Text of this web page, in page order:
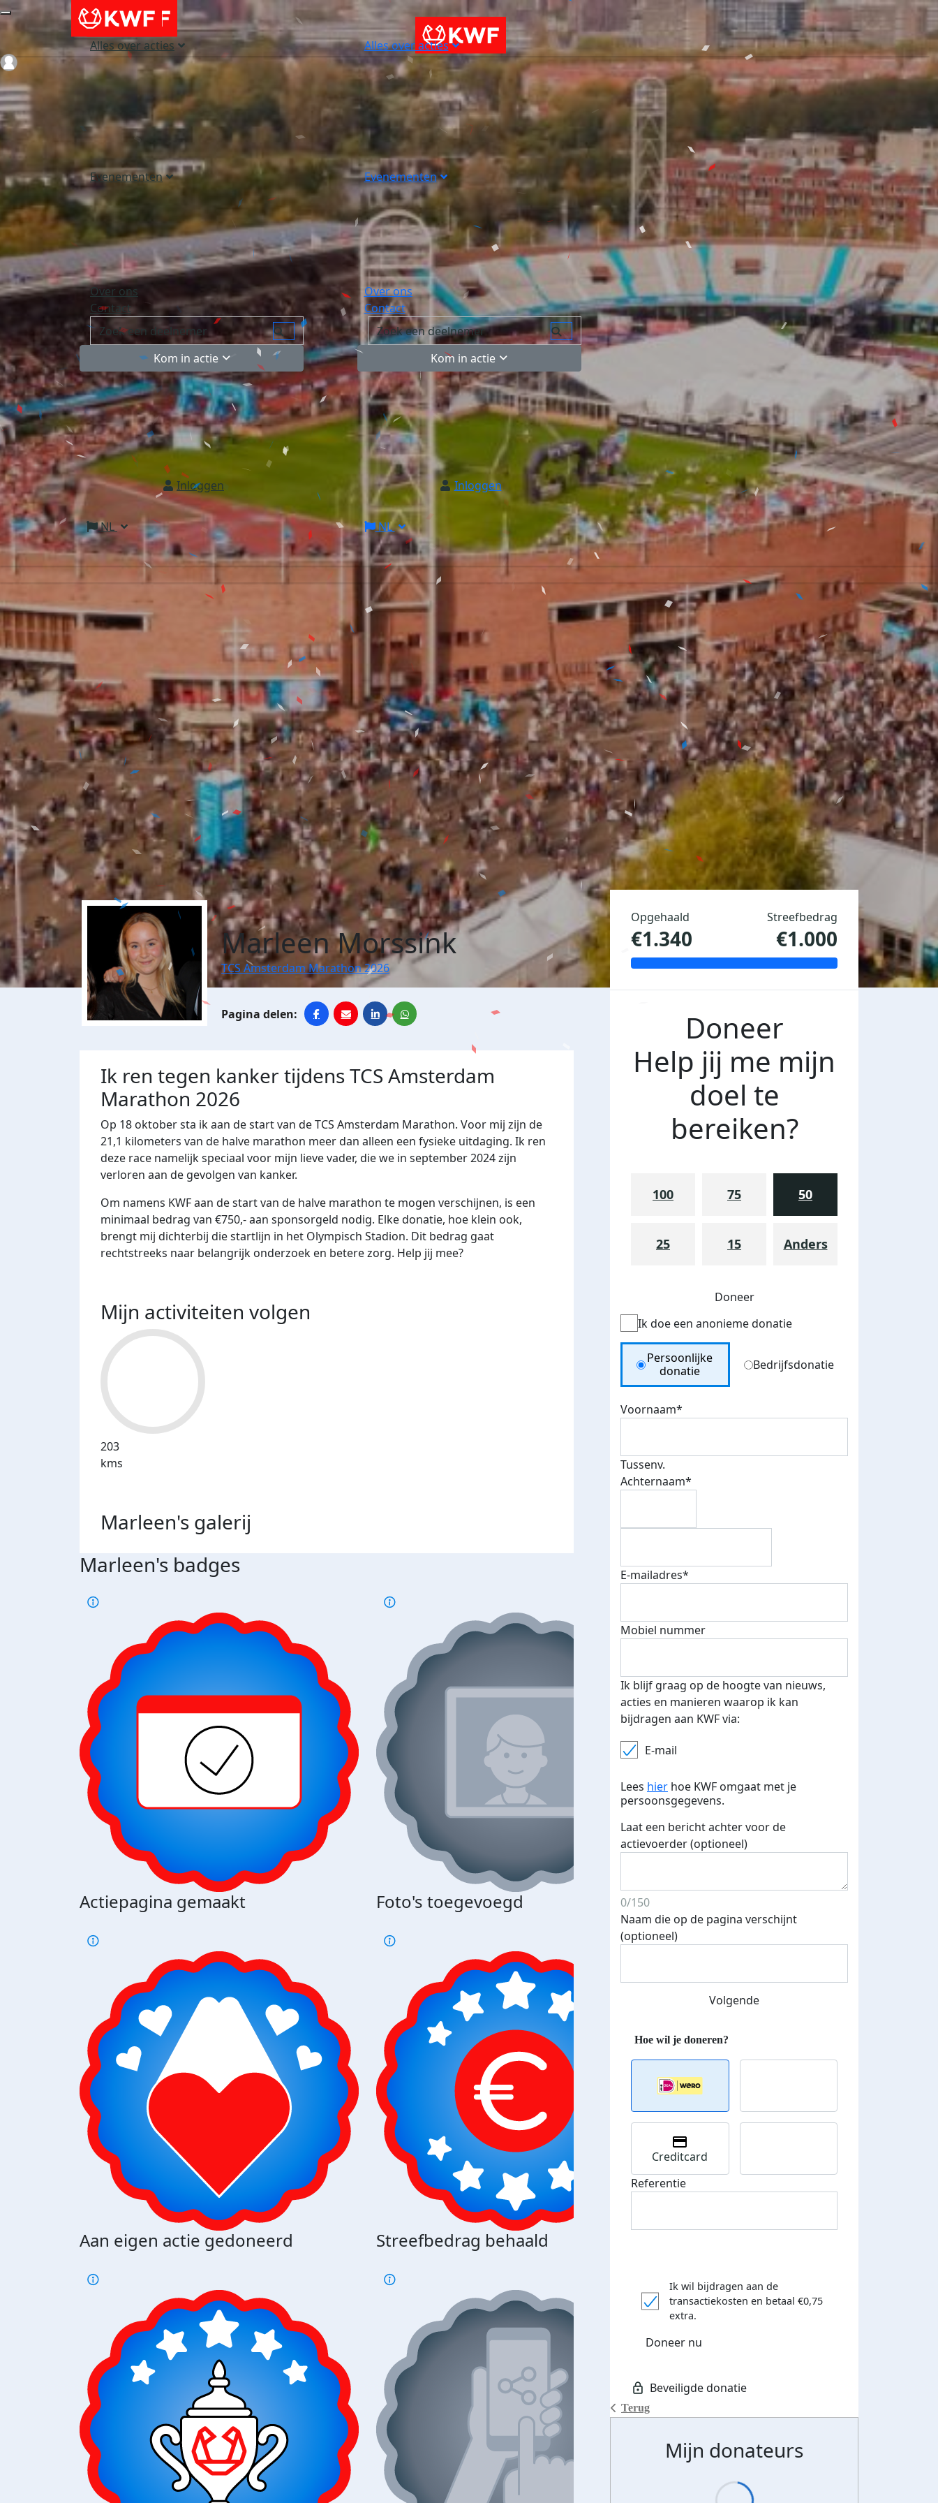
Alles over acties
Evenementen
Over ons
Contact
Kom in actie
Inloggen
NL
Alles over acties
Evenementen
Over ons
Contact
Kom in actie
Inloggen
NL
Login
Marleen Morssink
TCS Amsterdam Marathon 2026
Ik ren tegen kanker tijdens TCS Amsterdam
Marathon 2026
Op 18 oktober sta ik aan de start van de TCS Amsterdam Marathon. Voor mij zijn de
21,1 kilometers van de halve marathon meer dan alleen een fysieke uitdaging. Ik ren
deze race namelijk speciaal voor mijn lieve vader, die we in september 2024 zijn
verloren aan de gevolgen van kanker.
Om namens KWF aan de start van de halve marathon te mogen verschijnen, is een
minimaal bedrag van €750,- aan sponsorgeld nodig. Elke donatie, hoe klein ook,
brengt mij dichterbij die startlijn in het Olympisch Stadion. Dit bedrag gaat
rechtstreeks naar belangrijk onderzoek en betere zorg. Help jij mee?
Mijn activiteiten volgen
203
kms
Marleen's galerij
Marleen's badges
Actiepagina gemaakt Foto's toegevoegd
Aan eigen actie gedoneerd Streefbedrag behaald
€500 euro opgehaald: t-shirt
verdiend
Opgehaald
€1.340
Streefbedrag
€1.000
Doneer
Help jij me mijn
doel te
bereiken?
100 75 50
25 15 Anders
Doneer
Ik doe een anonieme donatie
Donation Type
Persoonlijke
donatie
Bedrijfsdonatie
Voornaam*
Tussenv.
Achternaam*
E-mailadres*
Mobiel nummer
Ik blijf graag op de hoogte van nieuws,
acties en manieren waarop ik kan
bijdragen aan KWF via:
E-mail
Lees hier hoe KWF omgaat met je
persoonsgegevens.
Laat een bericht achter voor de
actievoerder (optioneel)
0/150
Naam die op de pagina verschijnt
(optioneel)
Volgende
Terug
Creditcard
Referentie
Ik wil bijdragen aan de
transactiekosten en betaal €0,75
extra.
Doneer nu
Mijn donateurs